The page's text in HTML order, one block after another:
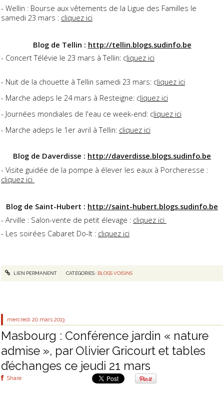
- Wellin : Bourse aux vêtements de la Ligue des Familles le
samedi 23 mars : cliquez ici
Blog de Tellin : http://tellin.blogs.sudinfo.be
- Concert Télévie le 23 mars à Tellin: cliquez ici
- Nuit de la chouette à Tellin samedi 23 mars: cliquez ici
- Marche adeps le 24 mars à Resteigne: cliquez ici
- Journées mondiales de l'eau ce week-end: cliquez ici
- Marche adeps le 1er avril à Tellin: cliquez ici
Blog de Daverdisse : http://daverdisse.blogs.sudinfo.be
- Visite guidée de la pompe à élever les eaux à Porcheresse :
cliquez ici
Blog de Saint-Hubert : http://saint-hubert.blogs.sudinfo.be
- Arville : Salon-vente de petit élevage : cliquez ici
- Les soirées Cabaret Do-It : cliquez ici
LIEN PERMANENT CATÉGORIES : BLOGS VOISINS
mercredi 20 mars 2013
Masbourg : Conférence jardin « nature
admise », par Olivier Gricourt et tables
d’échanges ce jeudi 21 mars
Share